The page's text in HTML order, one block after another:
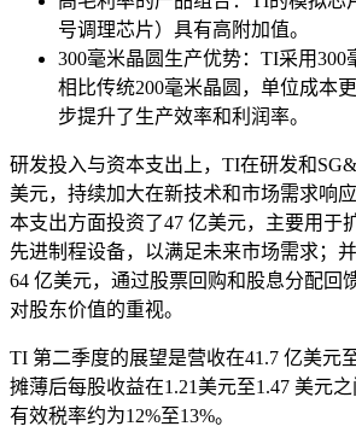
号调理芯片）具有高附加值。
300毫米晶圆生产优势：TI采用300
相比传统200毫米晶圆，单位成本
步提升了生产效率和利润率。
研发投入与资本支出上，TI在研发和
美元，持续加大在新技术和市场需求响
本支出方面投资了47 亿美元，主要用于
先进制程设备，以满足未来市场需求；
64 亿美元，通过股票回购和股息分配回
对股东价值的重视。
TI 第二季度的展望是营收在41.7 亿美元
摊薄后每股收益在1.21美元至1.47 美元
有效税率约为12%至13%。